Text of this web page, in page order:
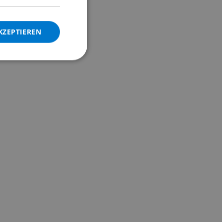
ITALIAN
NORWEGIAN